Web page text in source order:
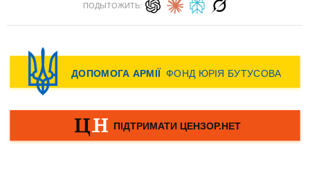
ПОДЫТОЖИТЬ: